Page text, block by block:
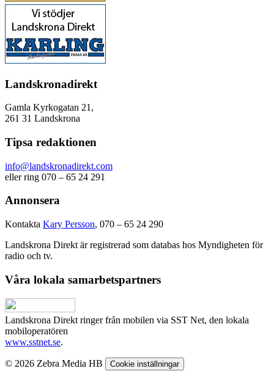
Landskronadirekt
Gamla Kyrkogatan 21,
261 31 Landskrona
Tipsa redaktionen
info@landskronadirekt.com
eller ring 070 – 65 24 291
Annonsera
Kontakta Kary Persson, 070 – 65 24 290
Landskrona Direkt är registrerad som databas hos Myndigheten för
radio och tv.
Våra lokala samarbetspartners
Landskrona Direkt ringer från mobilen via SST Net, den lokala
mobiloperatören
www.sstnet.se.
© 2026 Zebra Media HB Cookie inställningar